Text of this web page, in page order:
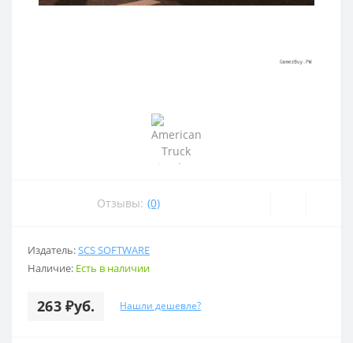
Отзывы: (0)
Издатель:SCS SOFTWARE
Наличие: Есть в наличии
263 ₽уб. Нашли дешевле?